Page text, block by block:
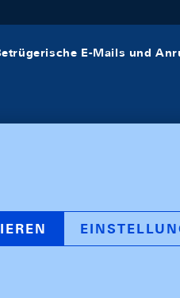
E-Mails und